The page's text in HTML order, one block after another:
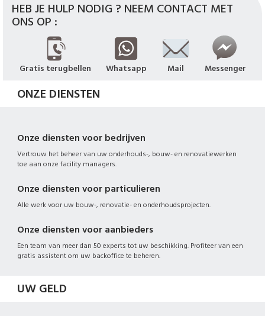
HEB JE HULP NODIG ? NEEM CONTACT MET
ONS OP :
Gratis terugbellen Whatsapp Mail Messenger
ONZE DIENSTEN
Onze diensten voor bedrijven
Vertrouw het beheer van uw onderhouds-, bouw- en renovatiewerken
toe aan onze facility managers.
Onze diensten voor particulieren
Alle werk voor uw bouw-, renovatie- en onderhoudsprojecten.
Onze diensten voor aanbieders
Een team van meer dan 50 experts tot uw beschikking. Profiteer van een
gratis assistent om uw backoffice te beheren.
UW GELD